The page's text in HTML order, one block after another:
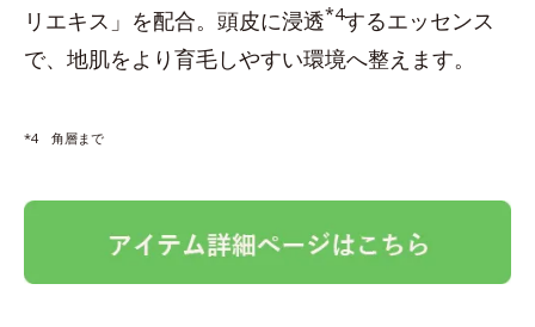
リエキス」を配合。頭皮に浸透*4するエッセンス
で、地肌をより育毛しやすい環境へ整えます。
*4 角層まで